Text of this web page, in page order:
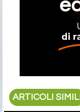
ARTICOLI SIMILI